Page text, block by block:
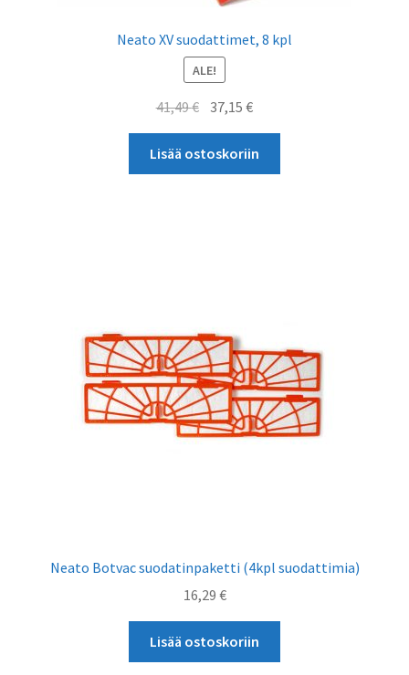
Neato XV suodattimet, 8 kpl
ALE!
41,49€ Alkuperäinen
hinta
oli:
41,49 €.
37,15€Nykyinen
hinta
on:
37,15 €.
Lisää ostoskoriin
Neato Botvac suodatinpaketti (4kpl suodattimia)
16,29 €
Lisää ostoskoriin